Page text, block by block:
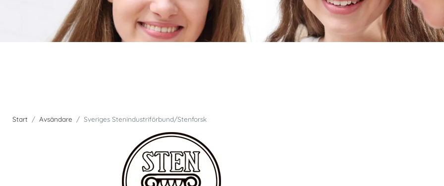
Start Avsändare Sveriges Stenindustriförbund/Stenforsk